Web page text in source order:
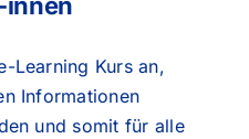
Learning Kurs an,
Informationen
und somit für alle